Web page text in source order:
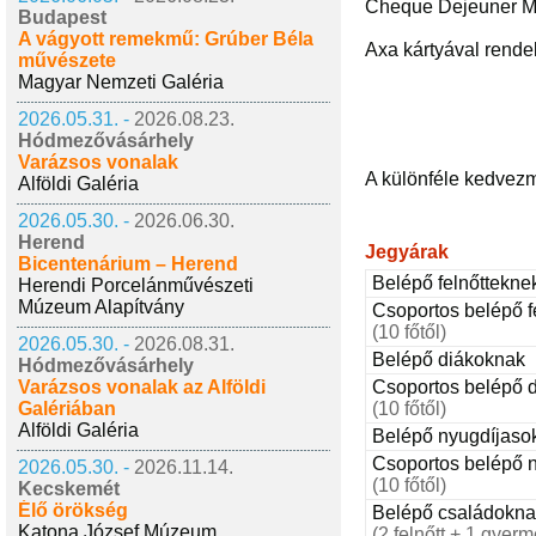
Budapest
A vágyott remekmű: Grúber Béla
művészete
Magyar Nemzeti Galéria
2026.05.31. - 2026.08.23.
Hódmezővásárhely
Varázsos vonalak
Alföldi Galéria
2026.05.30. - 2026.06.30.
Herend
Bicentenárium – Herend
Herendi Porcelánművészeti
Múzeum Alapítvány
2026.05.30. - 2026.08.31.
Hódmezővásárhely
Varázsos vonalak az Alföldi
Galériában
Alföldi Galéria
2026.05.30. - 2026.11.14.
Kecskemét
Élő örökség
Katona József Múzeum
Cheque Dejeuner
Axa kártyával
A különféle
Jegyárak
Belépő
Csoportos belépő
(10 főtől)
Belépő diákoknak
Csoportos belépő
(10 főtől)
Belépő
Csoportos belépő
(10 főtől)
Belépő